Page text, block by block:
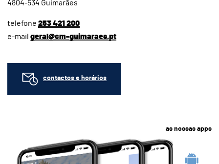
4804-534 Guimarães
telefone 253 421 200
e-mail geral@cm-guimaraes.pt
contactos e horários
as nossas apps